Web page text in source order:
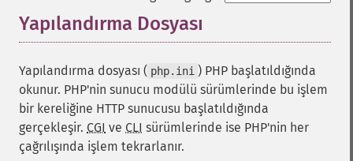
Yapılandırma Dosyası
Yapılandırma dosyası ( php.ini ) PHP başlatıldığında
okunur. PHP'nin sunucu modülü sürümlerinde bu işlem
bir kereliğine HTTP sunucusu başlatıldığında
gerçekleşir. CGI ve CLI sürümlerinde ise PHP'nin her
çağrılışında işlem tekrarlanır.